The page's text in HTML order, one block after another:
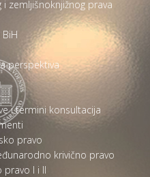
i zemljišnoknjižnog prava
perspektiva
i termini konsultacija
pravo
krivično pravo
pravo I i II